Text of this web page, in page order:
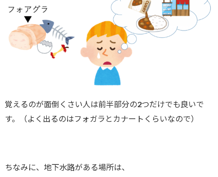
覚えるのが面倒くさい人は前半部分の2つだけでも良いで
す。（よく出るのはフォガラとカナートくらいなので）
ちなみに、地下水路がある場所は、